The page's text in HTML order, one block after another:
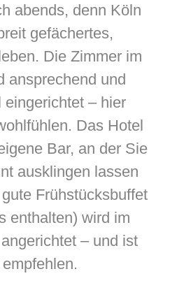
abends, denn Köln
gefächertes,
Die Zimmer im
ansprechend und
eingerichtet – hier
Das Hotel
Bar, an der Sie
ausklingen lassen
Frühstücksbuffet
enthalten) wird im
– und ist